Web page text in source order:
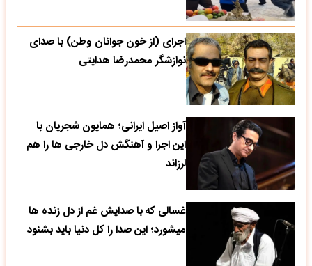
اجرای (از خون جوانان وطن) با صدای
نوازشگر محمدرضا هدایتی
آواز اصیل ایرانی؛ همایون شجریان با
این اجرا و آهنگش دل خارجی ها را هم
لرزاند
غسالی که با صدایش غم از دل زنده ها
میشورد؛ این صدا را کل دنیا باید بشنود